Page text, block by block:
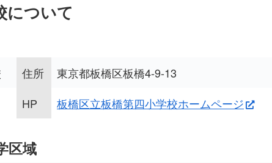
について
住所
東京都板橋区板橋4-9-13
HP 板橋区立板橋第四小学校ホームページ
区域